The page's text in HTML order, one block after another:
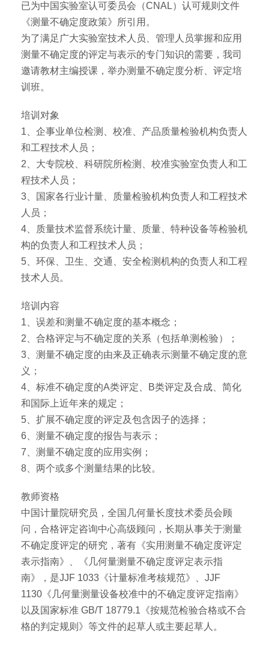
已为中国实验室认可委员会（CNAL）认可规则文件
《测量不确定度政策》所引用。
为了满足广大实验室技术人员、管理人员掌握和应用
测量不确定度的评定与表示的专门知识的需要，我司
邀请教材主编授课，举办测量不确定度分析、评定培
训班。
培训对象
1、企事业单位检测、校准、产品质量检验机构负责人
和工程技术人员；
2、大专院校、科研院所检测、校准实验室负责人和工
程技术人员；
3、国家各行业计量、质量检验机构负责人和工程技术
人员；
4、质量技术监督系统计量、质量、特种设备等检验机
构的负责人和工程技术人员；
5、环保、卫生、交通、安全检测机构的负责人和工程
技术人员。
培训内容
1、误差和测量不确定度的基本概念；
2、合格评定与不确定度的关系（包括单测检验）；
3、测量不确定度的由来及正确表示测量不确定度的意
义；
4、标准不确定度的A类评定、B类评定及合成、简化
和国际上近年来的规定；
5、扩展不确定度的评定及包含因子的选择；
6、测量不确定度的报告与表示；
7、测量不确定度的应用实例；
8、两个或多个测量结果的比较。
教师资格
中国计量院研究员，全国几何量长度技术委员会顾
问，合格评定咨询中心高级顾问，长期从事关于测量
不确定度评定的研究，著有《实用测量不确定度评定
表示指南》、《几何量测量不确定度评定表示指
南》，是JJF 1033《计量标准考核规范》、JJF
1130《几何量测量设备校准中的不确定度评定指南》
以及国家标准 GB/T 18779.1《按规范检验合格或不合
格的判定规则》等文件的起草人或主要起草人。